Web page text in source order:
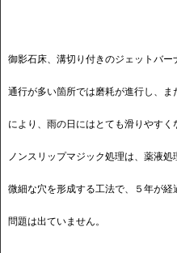
御影石床、溝切り付きのジェットバー
通行が多い箇所では磨耗が進行し、ま
により、雨の日にはとても滑りやすく
ノンスリップマジック処理は、薬液処
微細な穴を形成する工法で、５年が経
問題は出ていません。